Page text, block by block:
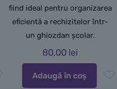
fiind ideal pentru organizarea
eficientă a rechizitelor într-
un ghiozdan școlar.
80,00 lei
Adaugă în coș